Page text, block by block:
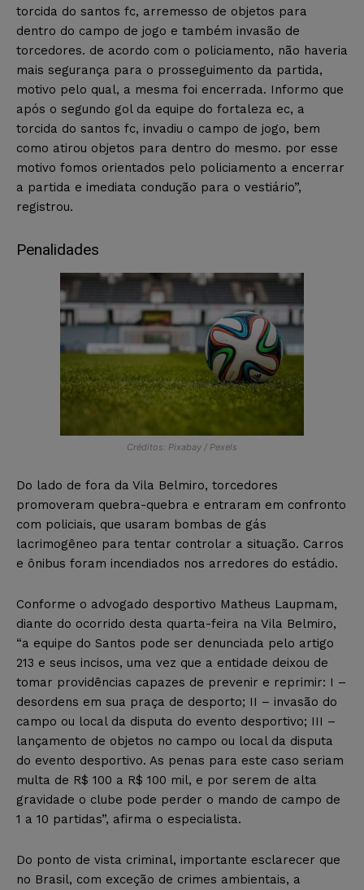
torcida do santos fc, arremesso de objetos para
dentro do campo de jogo e também invasão de
torcedores. de acordo com o policiamento, não haveria
mais segurança para o prosseguimento da partida,
motivo pelo qual, a mesma foi encerrada. Informo que
após o segundo gol da equipe do fortaleza ec, a
torcida do santos fc, invadiu o campo de jogo, bem
como atirou objetos para dentro do mesmo. por esse
motivo fomos orientados pelo policiamento a encerrar
a partida e imediata condução para o vestiário”,
registrou.
Penalidades
Créditos: Pixabay / Pexels
Do lado de fora da Vila Belmiro, torcedores
promoveram quebra-quebra e entraram em confronto
com policiais, que usaram bombas de gás
lacrimogêneo para tentar controlar a situação. Carros
e ônibus foram incendiados nos arredores do estádio.
Conforme o advogado desportivo Matheus Laupmam,
diante do ocorrido desta quarta-feira na Vila Belmiro,
“a equipe do Santos pode ser denunciada pelo artigo
213 e seus incisos, uma vez que a entidade deixou de
tomar providências capazes de prevenir e reprimir: I –
desordens em sua praça de desporto; II – invasão do
campo ou local da disputa do evento desportivo; III –
lançamento de objetos no campo ou local da disputa
do evento desportivo. As penas para este caso seriam
multa de R$ 100 a R$ 100 mil, e por serem de alta
gravidade o clube pode perder o mando de campo de
1 a 10 partidas”, afirma o especialista.
Do ponto de vista criminal, importante esclarecer que
no Brasil, com exceção de crimes ambientais, a